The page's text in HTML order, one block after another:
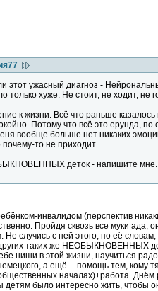
этот ужасный диагноз -
только хуже. Не стоит, не ходит, не
к жизни. Всё что раньше
Потому что всё это ерунда,
вообще больше нет никаких
то не приходит...
деток - напишите мне.
инвалидом (перспектив
Пройдя сквозь все муки
случись с ней этого, по её
таких же НЕОБЫКНОВЕННЫХ
ниши в этой жизни, научиться
а ещё -- помощь тем,
началах)+работа.
детям было интересно жить, чтобы